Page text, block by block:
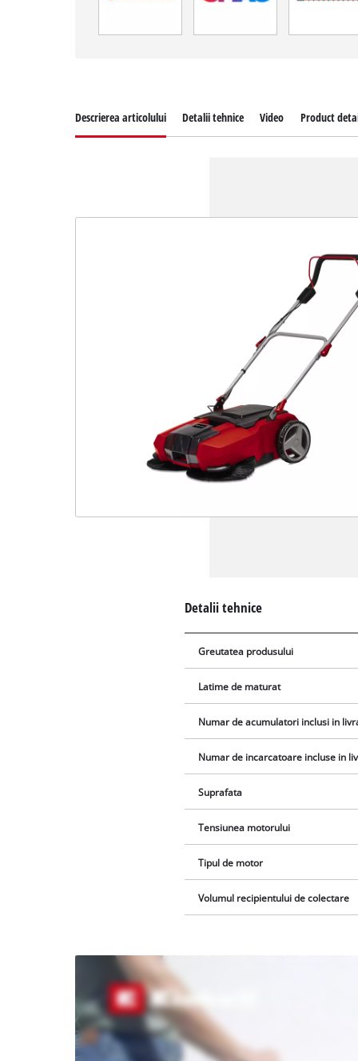
Descrierea articolului Detalii tehnice Video Product
Detalii tehnice
Greutatea produsului
Latime de maturat
Numar de acumulatori inclusi in
Numar de incarcatoare incluse in
Suprafata
Tensiunea motorului
Tipul de motor
Volumul recipientului de colectare
Avem
nevoie
de
acordul